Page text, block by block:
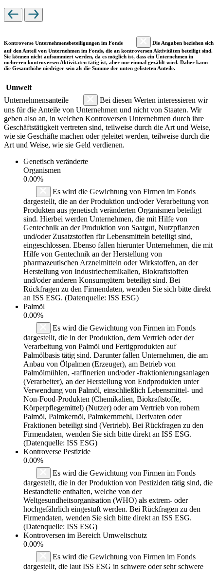
Kontroverse Unternehmensbeteiligungen im Fonds
Die Angaben beziehen sich
auf den Anteil von Unternehmen im Fonds, die an kontroversen Aktivitäten beteiligt sind.
Sie können nicht aufsummiert werden, da es möglich ist, dass ein Unternehmen in
mehreren kontroversen Aktivitäten tätig ist, aber nur einmal gezählt wird. Daher kann
die Gesamthöhe niedriger sein als die Summe der unten gelisteten Anteile.
Umwelt
Unternehmensanteile
Bei diesen Werten interessieren wir
uns für die Anteile von Unternehmen und nicht von Staaten. Wir
geben also an, in welchen Kontroversen Unternehmen durch ihre
Geschäftstätigkeit vertreten sind, teilweise durch die Art und Weise,
wie sie Geschäfte machen oder geleitet werden, teilweise durch die
Art und Weise, wie sie Geld verdienen.
Genetisch veränderte
Organismen
0.00%
Es wird die Gewichtung von Firmen im Fonds
dargestellt, die an der Produktion und/oder Verarbeitung von
Produkten aus genetisch veränderten Organismen beteiligt
sind. Hierbei werden Unternehmen, die mit Hilfe von
Gentechnik an der Produktion von Saatgut, Nutzpflanzen
und/oder Zusatzstoffen für Lebensmitteln beteiligt sind,
eingeschlossen. Ebenso fallen hierunter Unternehmen, die mit
Hilfe von Gentechnik an der Herstellung von
pharmazeutischen Arzneimitteln oder Wirkstoffen, an der
Herstellung von Industriechemikalien, Biokraftstoffen
und/oder anderen Konsumgütern beteiligt sind. Bei
Rückfragen zu den Firmendaten, wenden Sie sich bitte direkt
an ISS ESG. (Datenquelle: ISS ESG)
Palmöl
0.00%
Es wird die Gewichtung von Firmen im Fonds
dargestellt, die in der Produktion, dem Vertrieb oder der
Verarbeitung von Palmöl und Fertigprodukten auf
Palmölbasis tätig sind. Darunter fallen Unternehmen, die am
Anbau von Ölpalmen (Erzeuger), am Betrieb von
Palmölmühlen, -raffinerien und/oder -fraktionierungsanlagen
(Verarbeiter), an der Herstellung von Endprodukten unter
Verwendung von Palmöl, einschließlich Lebensmittel- und
Non-Food-Produkten (Chemikalien, Biokraftstoffe,
Körperpflegemittel) (Nutzer) oder am Vertrieb von rohem
Palmöl, Palmkernöl, Palmkernmehl, Derivaten oder
Fraktionen beteiligt sind (Vertrieb). Bei Rückfragen zu den
Firmendaten, wenden Sie sich bitte direkt an ISS ESG.
(Datenquelle: ISS ESG)
Kontroverse Pestizide
0.00%
Es wird die Gewichtung von Firmen im Fonds
dargestellt, die in der Produktion von Pestiziden tätig sind, die
Bestandteile enthalten, welche von der
Weltgesundheitsorganisation (WHO) als extrem- oder
hochgefährlich eingestuft werden. Bei Rückfragen zu den
Firmendaten, wenden Sie sich bitte direkt an ISS ESG.
(Datenquelle: ISS ESG)
Kontroversen im Bereich Umweltschutz
0.00%
Es wird die Gewichtung von Firmen im Fonds
dargestellt, die laut ISS ESG in schwere oder sehr schwere